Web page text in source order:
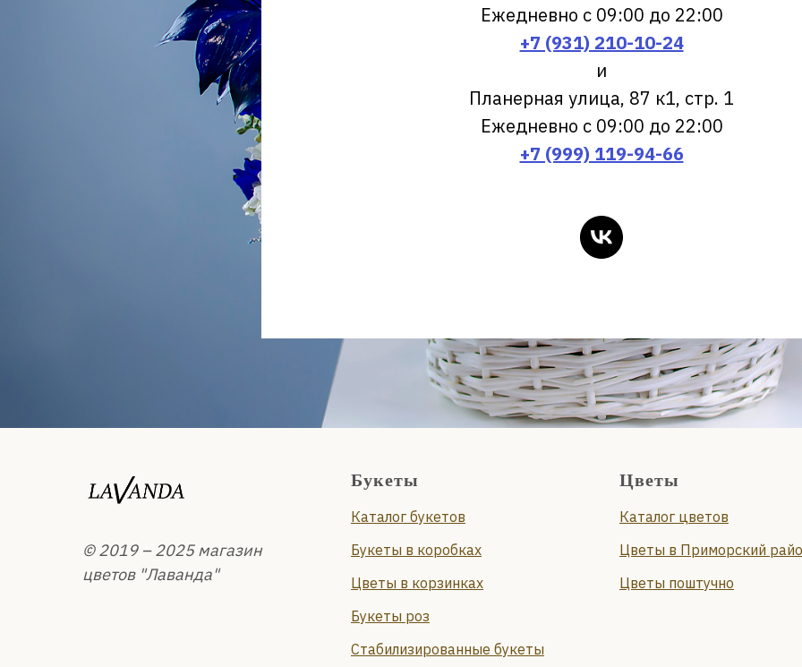
Ежедневно с 09:00 до 22:00
+7 (931) 210-10-24
и
Планерная улица, 87 к1, стр. 1
Ежедневно с 09:00 до 22:00
+7 (999) 119-94-66
© 2019 – 2025 магазин
цветов "Лаванда"
Букеты
Каталог букетов
Букеты в коробках
Цветы в корзинках
Букеты роз
Стабилизированные букеты
Цветы
Каталог цветов
Цветы в Приморский
Цветы поштучно